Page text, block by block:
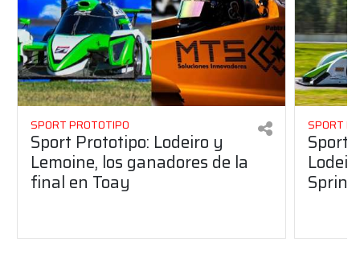
SPORT PROTOTIPO
Sport Prototipo: Lodeiro y
Lemoine, los ganadores de la
final en Toay
SPORT
Sport
Sprint